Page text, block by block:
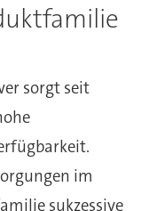
sorgt seit
im
sukzessive